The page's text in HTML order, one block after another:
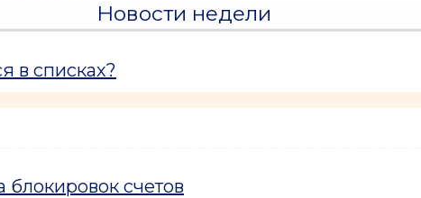
Новости недели
в списках?
счетов